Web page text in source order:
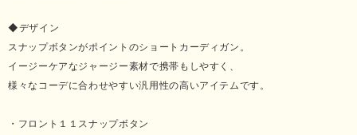
◆デザイン
スナップボタンがポイントのショートカーディガン。
イージーケアなジャージー素材で携帯もしやすく、
様々なコーデに合わせやすい汎用性の高いアイテムです。
・フロント１１スナップボタン